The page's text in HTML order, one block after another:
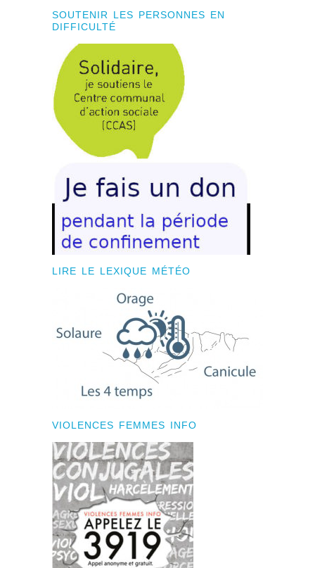
SOUTENIR LES PERSONNES EN
DIFFICULTÉ
LIRE LE LEXIQUE MÉTÉO
VIOLENCES FEMMES INFO